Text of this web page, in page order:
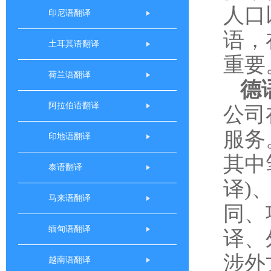
印尼语翻译
土耳其语翻译
荷兰语翻译
阿拉伯语翻译
印地语翻译
泰语翻译
马来语翻译
缅甸语翻译
越南语翻译
人
语，
重要
德
公司
服务
其中
译)
同
译、
涉外